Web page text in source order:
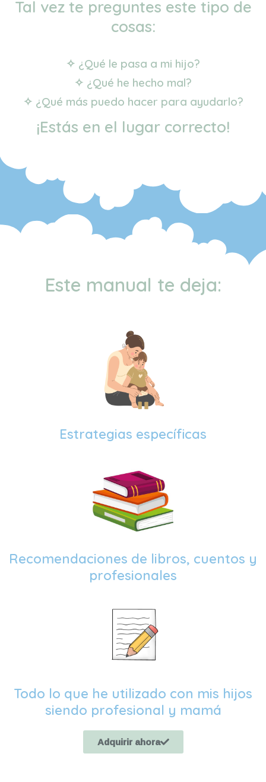
Tal vez te preguntes este tipo de
cosas:
✧ ¿Qué le pasa a mi hijo?
✧ ¿Qué he hecho mal?
✧ ¿Qué más puedo hacer para ayudarlo?
¡Estás en el lugar correcto!
Este manual te deja:
Estrategias específicas
Recomendaciones de libros, cuentos y
profesionales
Todo lo que he utilizado con mis hijos
siendo profesional y mamá
Adquirir ahora